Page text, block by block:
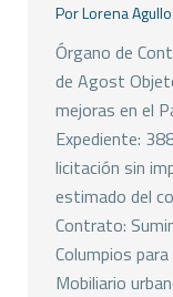
PorLorena Agullo
Órgano de
de Agost
mejoras en el
Expediente:
licitación sin
estimado del
Contrato:
Columpios
Mobiliario